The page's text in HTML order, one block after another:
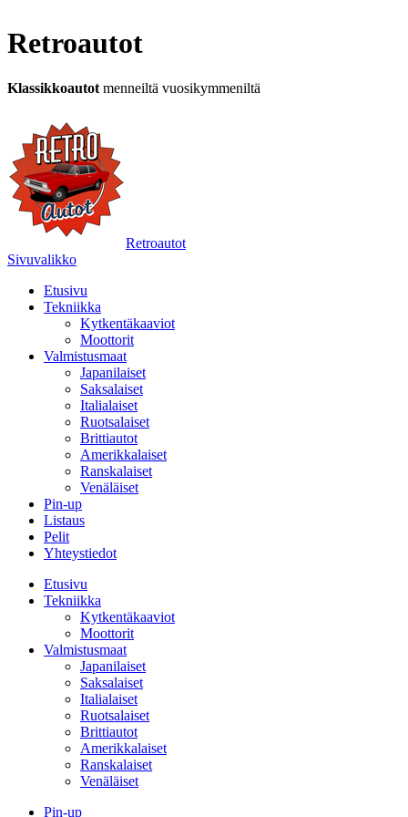
Retroautot
Klassikkoautot menneiltä vuosikymmeniltä
Retroautot
Sivuvalikko
Etusivu
Tekniikka
Kytkentäkaaviot
Moottorit
Valmistusmaat
Japanilaiset
Saksalaiset
Italialaiset
Ruotsalaiset
Brittiautot
Amerikkalaiset
Ranskalaiset
Venäläiset
Pin-up
Listaus
Pelit
Yhteystiedot
Etusivu
Tekniikka
Kytkentäkaaviot
Moottorit
Valmistusmaat
Japanilaiset
Saksalaiset
Italialaiset
Ruotsalaiset
Brittiautot
Amerikkalaiset
Ranskalaiset
Venäläiset
Pin-up